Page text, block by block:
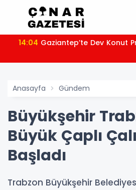
14:04 Gaziantep’te Dev Konut
Anasayfa Gündem
Büyükşehir
Büyük Çaplı
Başladı
Trabzon Büyükşehir